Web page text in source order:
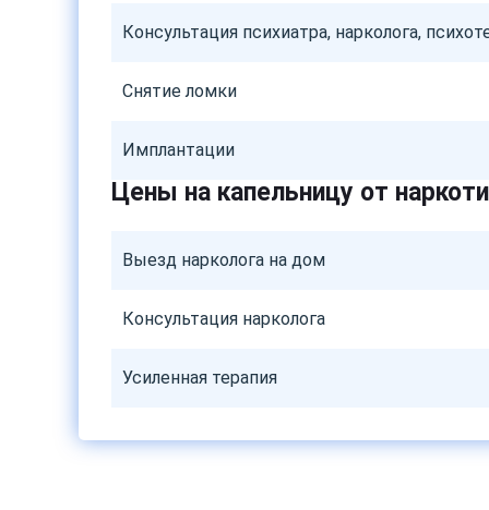
Консультация психиатра, нарколога,
Снятие ломки
Имплантации
Цены на капельницу от
Выезд нарколога на дом
Консультация нарколога
Усиленная терапия